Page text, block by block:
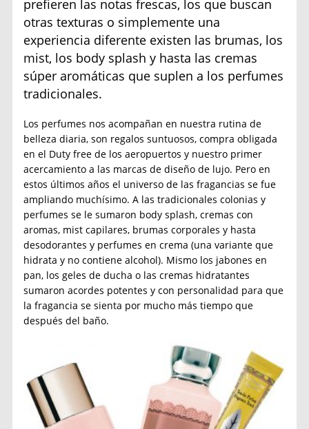
prefieren las notas frescas, los que buscan
otras texturas o simplemente una
experiencia diferente existen las brumas, los
mist, los body splash y hasta las cremas
súper aromáticas que suplen a los perfumes
tradicionales.
Los perfumes nos acompañan en nuestra rutina de
belleza diaria, son regalos suntuosos, compra obligada
en el Duty free de los aeropuertos y nuestro primer
acercamiento a las marcas de diseño de lujo. Pero en
estos últimos años el universo de las fragancias se fue
ampliando muchísimo. A las tradicionales colonias y
perfumes se le sumaron body splash, cremas con
aromas, mist capilares, brumas corporales y hasta
desodorantes y perfumes en crema (una variante que
hidrata y no contiene alcohol). Mismo los jabones en
pan, los geles de ducha o las cremas hidratantes
sumaron acordes potentes y con personalidad para que
la fragancia se sienta por mucho más tiempo que
después del baño.